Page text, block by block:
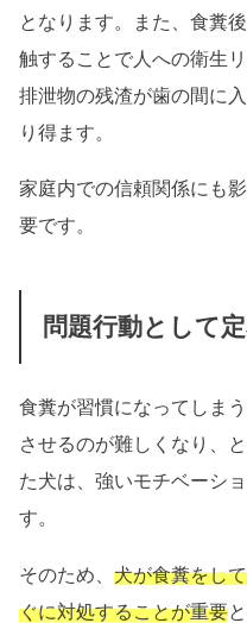
となります。また、食糞
触することで人への衛生
排泄物の残渣が歯の間に
り得ます。
家庭内での信頼関係にも
要です。
問題行動として
食糞が習慣になってしま
させるのが難しくなり、
た犬は、強いモチベーシ
す。
そのため、犬が食糞をし
ぐに対処することが重要